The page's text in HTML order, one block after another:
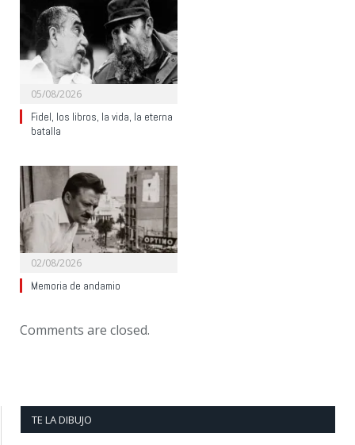
05/08/2026
Fidel, los libros, la vida, la eterna
batalla
02/08/2026
Memoria de andamio
Comments are closed.
TE LA DIBUJO